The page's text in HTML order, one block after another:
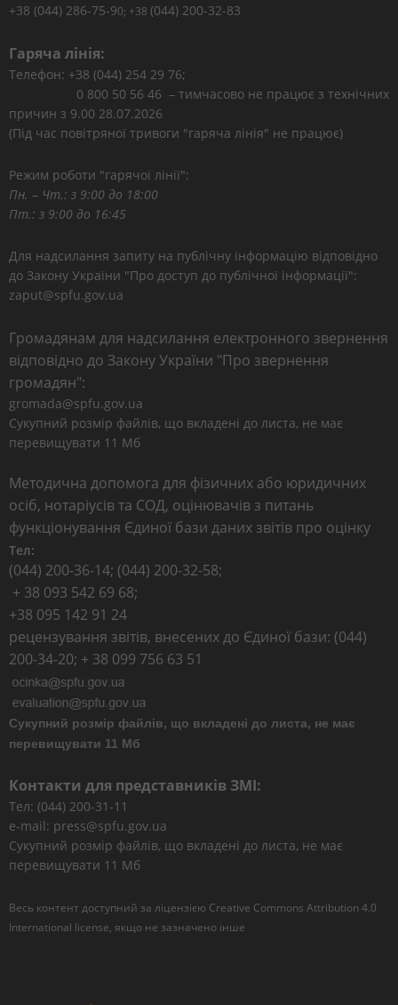
+38 (044) 286-75-90; +38 (044) 200-32-83
Гаряча лінія:
Телефон: +38 (044) 254 29 76;
0 800 50 56 46 – тимчасово не працює з технічних
причин з 9.00 28.07.2026
(Під час повітряної тривоги "гаряча лінія" не працює)
Режим роботи "гарячої лінії":
Пн. – Чт.: з 9:00 до 18:00
Пт.: з 9:00 до 16:45
Для надсилання запиту на публічну інформацію відповідно
до Закону України "Про доступ до публічної інформації":
zaput@spfu.gov.ua
Громадянам для надсилання електронного звернення
відповідно до Закону України "Про звернення
громадян":
gromada@spfu.gov.ua
Сукупний розмір файлів, що вкладені до листа, не має
перевищувати 11 Мб
Методична допомога для фізичних або юридичних
осіб, нотаріусів та СОД, оцінювачів з питань
функціонування Єдиної бази даних звітів про оцінку
Тел:
(044) 200-36-14; (044) 200-32-58;
+ 38 093 542 69 68;
+38 095 142 91 24
рецензування звітів, внесених до Єдиної бази: (044)
200-34-20; + 38 099 756 63 51
Сукупний розмір файлів, що вкладені до листа, не має
перевищувати 11 Мб
Контакти для представників ЗМІ:
Тел: (044) 200-31-11
e-mail: press@spfu.gov.ua
Сукупний розмір файлів, що вкладені до листа, не має
перевищувати 11 Мб
Весь контент доступний за ліцензією Creative Commons Attribution 4.0
International license, якщо не зазначено інше